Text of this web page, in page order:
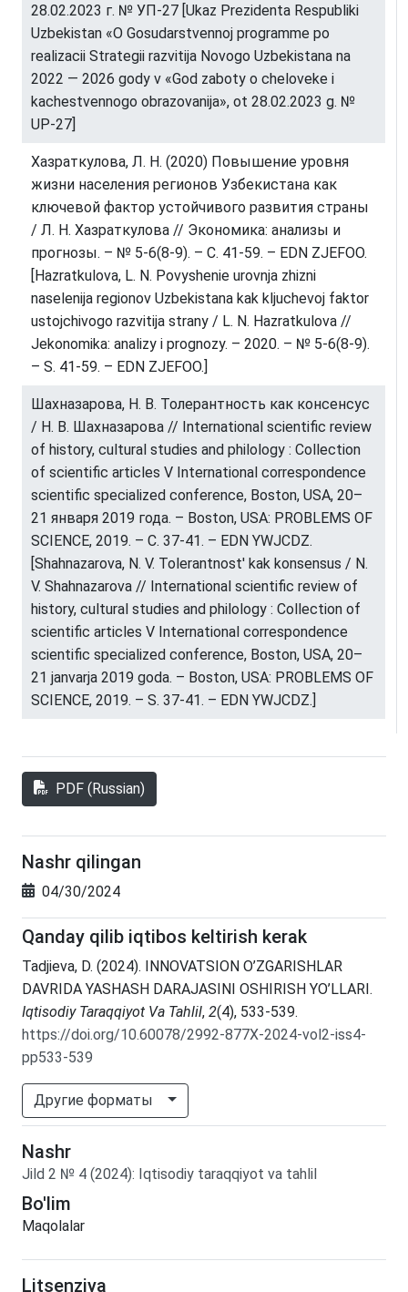
28.02.2023 г. № УП-27 [Ukaz Prezidenta Respubliki
Uzbekistan «O Gosudarstvennoj programme po
realizacii Strategii razvitija Novogo Uzbekistana na
2022 — 2026 gody v «God zaboty o cheloveke i
kachestvennogo obrazovanija», ot 28.02.2023 g. №
UP-27]
Хазраткулова, Л. Н. (2020) Повышение уровня
жизни населения регионов Узбекистана как
ключевой фактор устойчивого развития страны
/ Л. Н. Хазраткулова // Экономика: анализы и
прогнозы. – № 5-6(8-9). – С. 41-59. – EDN ZJEFOO.
[Hazratkulova, L. N. Povyshenie urovnja zhizni
naselenija regionov Uzbekistana kak kljuchevoj faktor
ustojchivogo razvitija strany / L. N. Hazratkulova //
Jekonomika: analizy i prognozy. – 2020. – № 5-6(8-9).
– S. 41-59. – EDN ZJEFOO.]
Шахназарова, Н. В. Толерантность как консенсус
/ Н. В. Шахназарова // International scientific review
of history, cultural studies and philology : Collection
of scientific articles V International correspondence
scientific specialized conference, Boston, USA, 20–
21 января 2019 года. – Boston, USA: PROBLEMS OF
SCIENCE, 2019. – С. 37-41. – EDN YWJCDZ.
[Shahnazarova, N. V. Tolerantnost' kak konsensus / N.
V. Shahnazarova // International scientific review of
history, cultural studies and philology : Collection of
scientific articles V International correspondence
scientific specialized conference, Boston, USA, 20–
21 janvarja 2019 goda. – Boston, USA: PROBLEMS OF
SCIENCE, 2019. – S. 37-41. – EDN YWJCDZ.]
PDF (Russian)
Nashr qilingan
04/30/2024
Qanday qilib iqtibos keltirish kerak
Tadjieva, D. (2024). INNOVATSION O’ZGARISHLAR
DAVRIDA YASHASH DARAJASINI OSHIRISH YO’LLARI.
Iqtisodiy Taraqqiyot Va Tahlil, 2(4), 533-539.
https://doi.org/10.60078/2992-877X-2024-vol2-iss4-
pp533-539
Другие форматы
Nashr
Jild 2 № 4 (2024): Iqtisodiy taraqqiyot va tahlil
Bo'lim
Maqolalar
Litsenziya